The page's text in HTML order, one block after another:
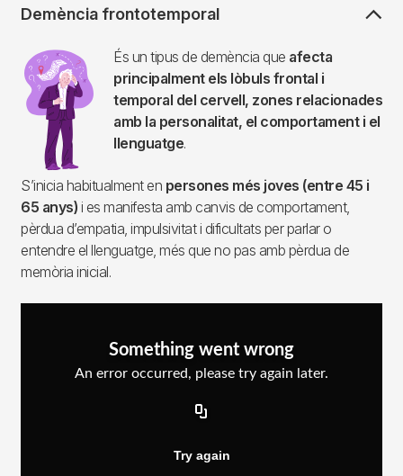
Demència frontotemporal
Imagen És un tipus de demència que afecta
principalment els lòbuls frontal i
temporal del cervell, zones relacionades
amb la personalitat, el comportament i el
llenguatge.
S’inicia habitualment en persones més joves (entre 45 i
65 anys) i es manifesta amb canvis de comportament,
pèrdua d’empatia, impulsivitat i dificultats per parlar o
entendre el llenguatge, més que no pas amb pèrdua de
memòria inicial.